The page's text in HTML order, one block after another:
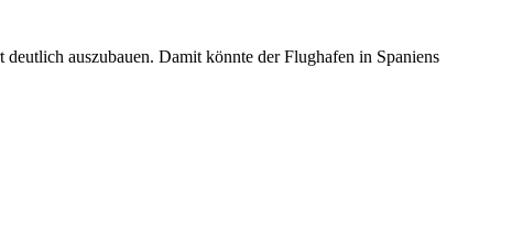
auszubauen. Damit könnte der Flughafen in Spaniens